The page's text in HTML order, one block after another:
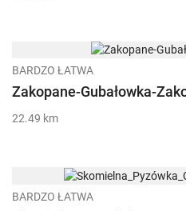
BARDZO ŁATWA
Zakopane-Gubałowka-
22.49 km
BARDZO ŁATWA